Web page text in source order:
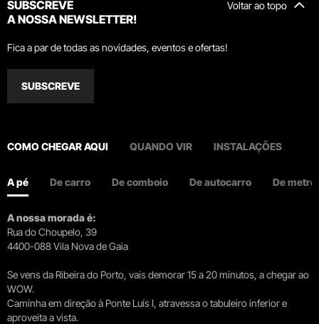
Voltar ao topo
SUBSCREVE
A NOSSA NEWSLETTER!
Fica a par de todas as novidades, eventos e ofertas!
SUBSCREVE
COMO CHEGAR AQUI QUANDO VIR INSTALAÇÕES
A pé De carro De comboio De autocarro De metro
A nossa morada é:
Rua do Choupelo, 39
4400-088 Vila Nova de Gaia
Se vens da Ribeira do Porto, vais demorar 15 a 20 minutos, a chegar ao
WOW.
Caminha em direção à Ponte Luís I, atravessa o tabuleiro inferior e
aproveita a vista.